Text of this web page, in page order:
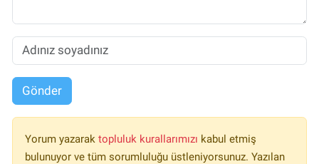
Gönder
Yorum yazarak topluluk kurallarımızı kabul etmiş
bulunuyor ve tüm sorumluluğu üstleniyorsunuz. Yazılan